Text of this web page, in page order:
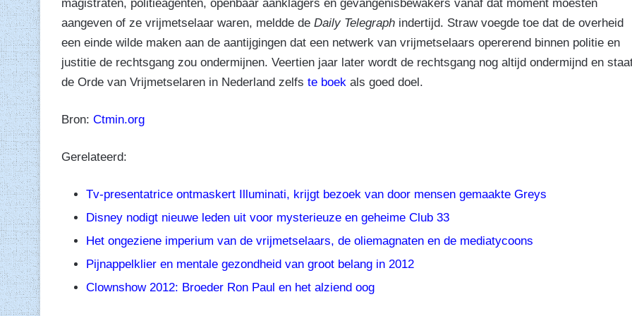
magistraten, politieagenten, openbaar aanklagers en gevangenisbewakers vanaf dat moment moesten
aangeven of ze vrijmetselaar waren, meldde de Daily Telegraph indertijd. Straw voegde toe dat de overheid
een einde wilde maken aan de aantijgingen dat een netwerk van vrijmetselaars opererend binnen politie en
justitie de rechtsgang zou ondermijnen. Veertien jaar later wordt de rechtsgang nog altijd ondermijnd en
de Orde van Vrijmetselaren in Nederland zelfs te boek als goed doel.
Bron: Ctmin.org
Gerelateerd:
Tv-presentatrice ontmaskert Illuminati, krijgt bezoek van door mensen gemaakte Greys
Disney nodigt nieuwe leden uit voor mysterieuze en geheime Club 33
Het ongeziene imperium van de vrijmetselaars, de oliemagnaten en de mediatycoons
Pijnappelklier en mentale gezondheid van groot belang in 2012
Clownshow 2012: Broeder Ron Paul en het alziend oog